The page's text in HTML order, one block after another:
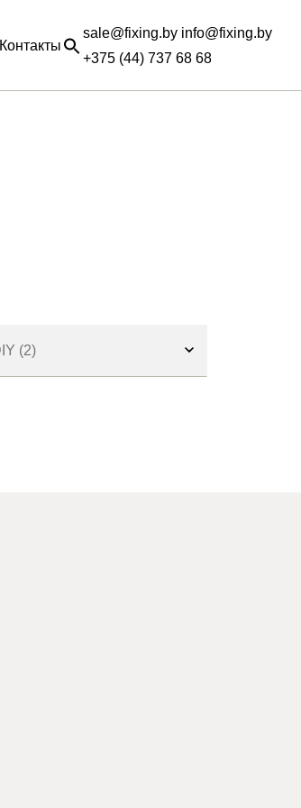
Контакты
sale@fixing.by info@fixing.by
+375 (44) 737 68 68